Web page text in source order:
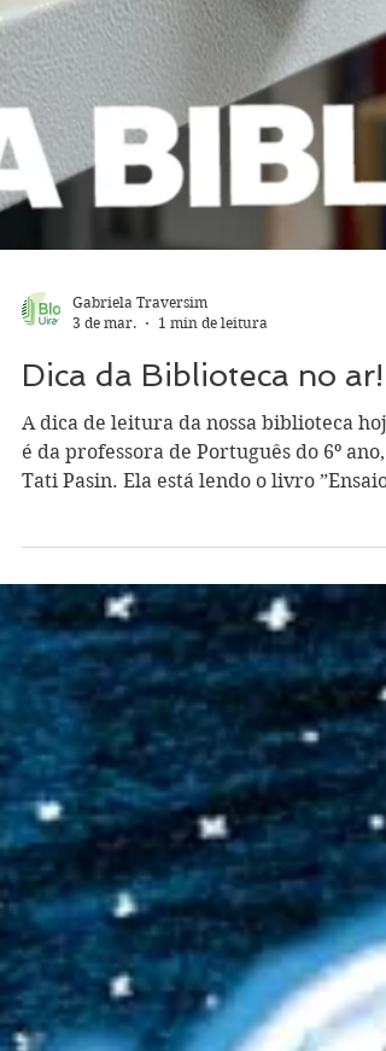
Gabriela Traversim
3 de mar.
1 min de leitura
Dica da Biblioteca no ar!
A dica de leitura da nossa biblioteca hoje
Saramago, que ela recomenda para o
pessoal do Ensino Médio, para os colegas
da escola e para pais e mães dos
estudantes do Uirapuru. Quem topa ler
com a Tati? #colegiouirapuru
#bibliotecaUirapuru #dicadeleitura
#formaçãodeleitores